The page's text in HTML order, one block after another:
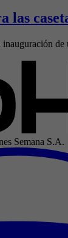
las
Semana S.A.